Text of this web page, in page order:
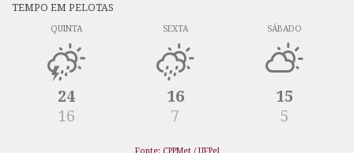
TEMPO EM PELOTAS
QUINTA
24
16
SEXTA
16
7
SÁBADO
15
5